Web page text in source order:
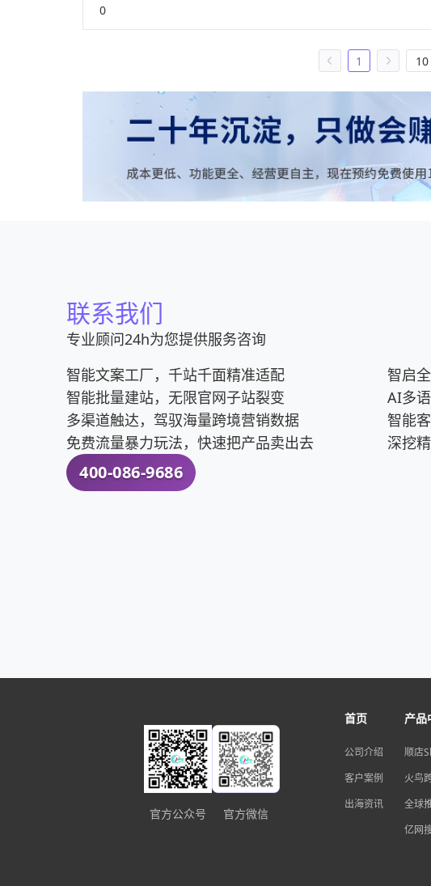
0
1
联系我们
专业顾问24h为您提供服务咨询
智能文案工厂，千站千面精准适配
智能批量建站，无限官网子站裂变
多渠道触达，驾驭海量跨境营销数据
免费流量暴力玩法，快速把产品卖出去
400-086-9686
智启
AI多
智能
深挖
官方公众号 官方微信
首页
公司介绍
客户案例
出海资讯
产品
顺店
火鸟
全球
亿网